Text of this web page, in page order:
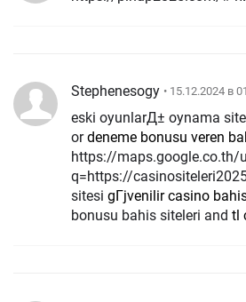
Stephenesogy • 15.12.2024 в
eski oyunlarД± oynama
ordeneme bonusu veren
https://maps.google.co.th/
q=https://
sitesi gГјvenilir casino
bonusu bahis siteleri and tl